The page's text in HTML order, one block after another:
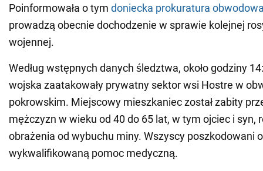
Poinformowała o tym doniecka prokuratura
prowadzą obecnie dochodzenie w sprawie kolejnej
wojennej.
Według wstępnych danych śledztwa, około godziny
wojska zaatakowały prywatny sektor wsi Hostre w
pokrowskim. Miejscowy mieszkaniec został zabity
mężczyzn w wieku od 40 do 65 lat, w tym ojciec i syn,
obrażenia od wybuchu miny. Wszyscy poszkodowani
wykwalifikowaną pomoc medyczną.